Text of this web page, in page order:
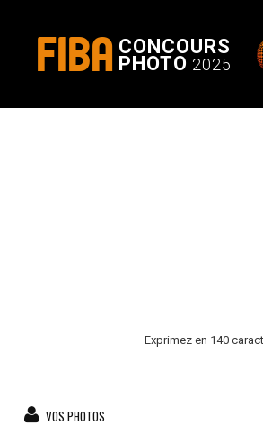
FIBA CONCOURS
PHOTO 2025
Exprimez en 140
VOS PHOTOS